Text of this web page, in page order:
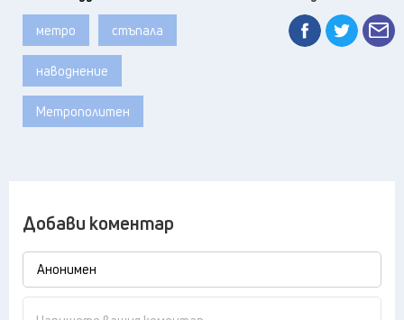
метро стъпала
наводнение
Метрополитен
Добави коментар